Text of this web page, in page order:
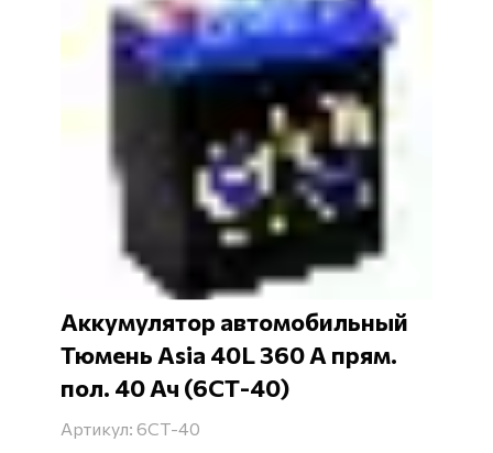
Аккумулятор автомобильный
Тюмень Asia 40L 360 А прям.
пол. 40 Ач (6СТ-40)
Артикул: 6СТ-40